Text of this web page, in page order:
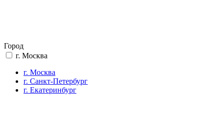
Город
г. Москва
г. Москва
г. Санкт-Петербург
г. Екатеринбург